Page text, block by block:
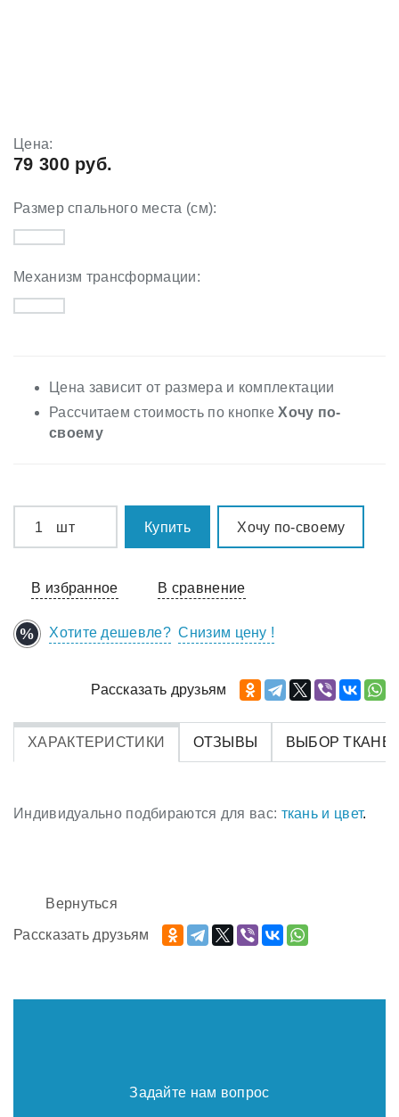
Цена:
79 300 руб.
Размер спального места (см):
Механизм трансформации:
Цена зависит от размера и комплектации
Рассчитаем стоимость по кнопкеХочу по-
своему
шт Купить Хочу по-своему
В избранное В сравнение
Хотите дешевле? Снизим цену !
Рассказать друзьям
ХАРАКТЕРИСТИКИ ОТЗЫВЫ ВЫБОР
Индивидуально подбираются для вас: ткань и цвет.
Вернуться
Рассказать друзьям
Задайте нам вопрос